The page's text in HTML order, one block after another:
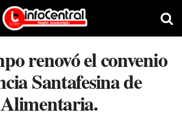
renovó el convenio
Santafesina de